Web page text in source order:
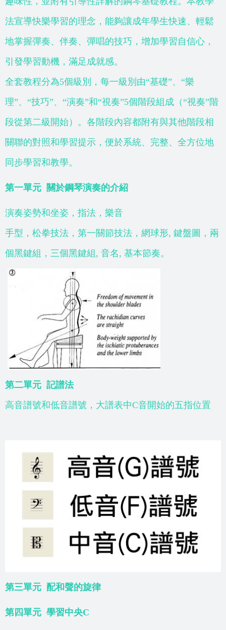
法宣導快樂學習的理念，能夠讓成年學生快速、輕鬆
地掌握彈奏、伴奏、彈唱的技巧，增加學習自信心，
引發學習動機，滿足成就感。
全套教程分為5個級別，每一級別由“基礎”、“樂
理”、“技巧”、“演奏”和“視奏”5個階段組成（“視奏”階
段從第二級開始）。各階段內容都附有與其他階段相
關聯的對照和學習提示，便於系統、完整、全方位地
同步學習和教學。
第一單元 關於鋼琴演奏的介紹
演奏姿勢和坐姿，指法，樂音
手型，松拳技法，第一關節技法，網球形, 鍵盤圖，兩
個黑鍵組，三個黑鍵組, 音名, 基本節奏。
第二單元 記譜法
高音譜號和低音譜號，大譜表中C音開始的五指位置
第三單元 配和聲的旋律
第四單元 學習中央C